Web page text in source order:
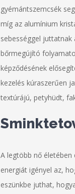
gyémántszemcsék
míg az alumínium
sebességgel
bőrmegújító
képződésének
kezelés kúraszerűen
textúrájú, petyhüdt,
A legtöbb nő életében
energiát igényel az,
eszünkbe juthat,